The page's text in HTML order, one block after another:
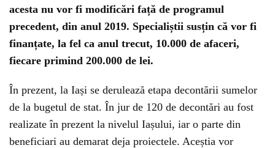
acesta nu vor fi modificări față de programul
precedent, din anul 2019. Specialiștii susțin că vor fi
finanțate, la fel ca anul trecut, 10.000 de afaceri,
fiecare primind 200.000 de lei.
În prezent, la Iași se derulează etapa decontării sumelor
de la bugetul de stat. În jur de 120 de decontări au fost
realizate în prezent la nivelul Iașului, iar o parte din
beneficiari au demarat deja proiectele. Aceștia vor